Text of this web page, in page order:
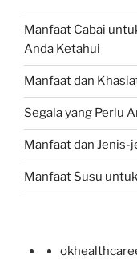
Manfaat Cabai
Anda Ketahui
Manfaat dan
Segala yang Perlu
Manfaat dan Jenis-
Manfaat Susu